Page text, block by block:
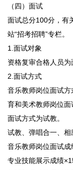
（四）面试
面试总分100分，有
站“招考招聘”专栏。
1.面试对象
资格复审合格人员为
2.面试方式
音乐教师岗位面试
育和美术教师岗位
面试方式为试教。
试教、弹唱合一、相
音乐教师岗位面试
专业技能展示成绩